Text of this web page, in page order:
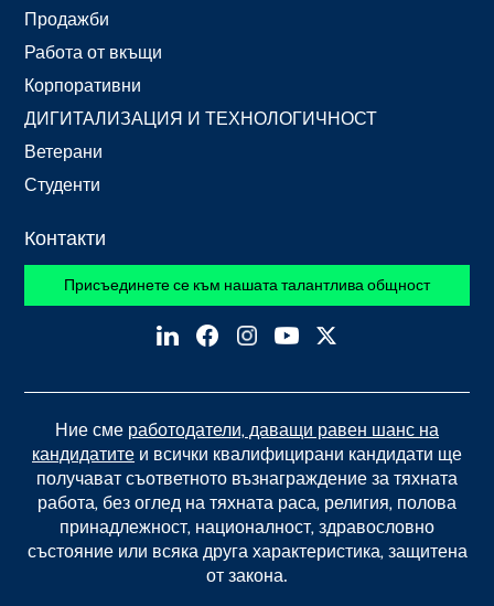
Продажби
Работа от вкъщи
Корпоративни
ДИГИТАЛИЗАЦИЯ И ТЕХНОЛОГИЧНОСТ
Ветерани
Студенти
Контакти
Присъединете се към нашата талантлива общност
Ние сме работодатели, даващи равен шанс на
кандидатите и всички квалифицирани кандидати ще
получават съответното възнаграждение за тяхната
работа, без оглед на тяхната раса, религия, полова
принадлежност, националност, здравословно
състояние или всяка друга характеристика, защитена
от закона.